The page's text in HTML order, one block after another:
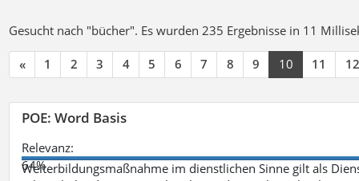
Gesucht nach "bücher". Es wurden 235 Ergebnisse in 11
« 1 2 3 4 5 6 7 8 9 10 11 12
POE: Word Basis
Relevanz:
64%
Weiterbildungsmaßnahme im dienstlichen Sinne gilt als